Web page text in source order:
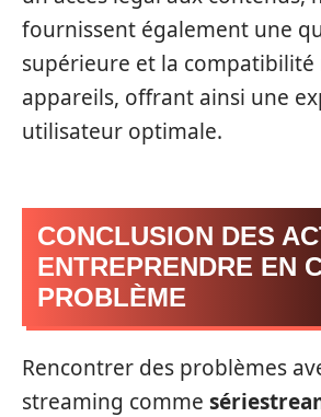
fournissent également une
supérieure et la
appareils, offrant ainsi une
utilisateur optimale.
CONCLUSION DES
ENTREPRENDRE EN
PROBLÈME
Rencontrer des problèmes
streaming comme